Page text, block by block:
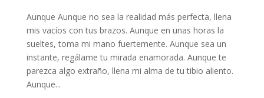
Aunque Aunque no sea la realidad más perfecta, llena
mis vacíos con tus brazos. Aunque en unas horas la
sueltes, toma mi mano fuertemente. Aunque sea un
instante, regálame tu mirada enamorada. Aunque te
parezca algo extraño, llena mi alma de tu tibio aliento.
Aunque...